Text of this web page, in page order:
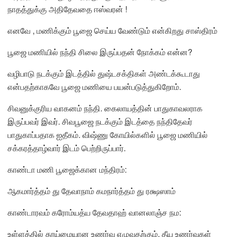
நாதத்துக்கு அதிதேவதை ஈஸ்வரன் !
எனவே , மணிக்கும் பூஜை செய்ய வேண்டும் என்கிறது சாஸ்திரம்
பூஜை மணியில் நந்தி சிலை இருப்பதன் நோக்கம் என்ன?
வழிபாடு நடக்கும் இடத்தில் துஷ்டசக்திகள் அண்டக்கூடாது
என்பதற்காகவே பூஜை மணியை பயன்படுத்துகிறோம்.
சிவனுக்குரிய வாகனம் நந்தி. கைலாயத்தின் பாதுகாவலராக
இருப்பவர் இவர். சிவபூஜை நடக்கும் இடத்தை நந்திதேவர்
பாதுகாப்பதாக ஐதீகம். விஷ்ணு கோயில்களில் பூஜை மணியில்
சக்கரத்தாழ்வார் இடம் பெற்றிருப்பார்.
காண்டா மணி பூஜைக்கான மந்திரம்:
ஆகமார்த்தம் து தேவாநாம் கமநார்த்தம் து ரக்ஷஸாம்
காண்டாரவம் கரோம்யத்ய தேவதாஹ் வானலாஞ்ச நம:
உள்ளத்தில் தூய்மையான உணர்வு எழுவதற்கும், தீய உணர்வுகள்